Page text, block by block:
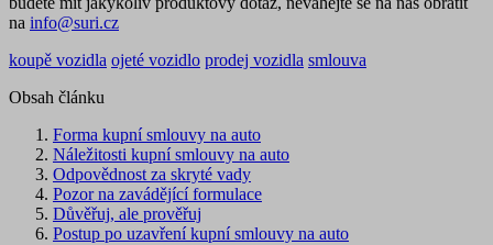
na info@suri.cz
koupě vozidla ojeté vozidlo prodej vozidla smlouva
Obsah článku
Forma kupní smlouvy na auto
Náležitosti kupní smlouvy na auto
Odpovědnost za skryté vady
Pozor na zavádějící formulace
Důvěřuj, ale prověřuj
Postup po uzavření kupní smlouvy na auto